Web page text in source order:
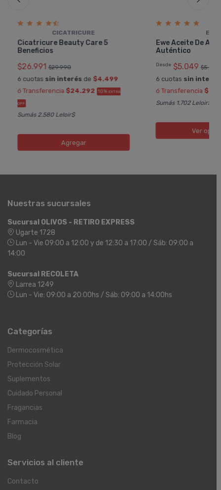
CICATRICURE
Cicatricure Beauty Care 5
Beneficios
$26.991 $29.990
6 cuotas sin interésde $4.499
ó Transferencia $24.292 10% EXTRA
OFF
Sumás 2.580 Leloir$
Agregar
EWE
Ewe Aceite De
Auténtico
Desde $5.049 $5.610
6 cuotas sin interés
ó Transferencia
Sumás 1.702 Leloir$
Ver
Nuestras sucursales
Sucursal OLIVOS - RETIRO EXPRESS
Ugarte 1728
Lun - Vie 09:00 a 12:00 y de 12:30 a 17:00 / Sáb: 09:00 a
14:00
Sucursal RECOLETA
Larrea 1249
Lun - Vie: 09:00 a 20:00hs / Sáb: 09:00 a 14:00hs
Categorías
Dermocosmética
Protección Solar
Suplementos
Cuidado Personal
Fragancias
Farmacia
Blog
Servicios al cliente
Contacto